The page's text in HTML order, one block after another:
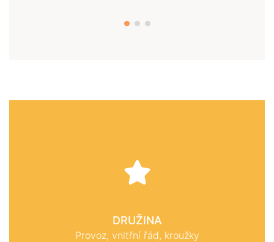
DRUŽINA
Provoz, vnitřní řád, kroužky